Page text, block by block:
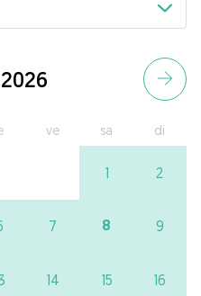
ve sa di
1 2
7 8 9
14 15 16